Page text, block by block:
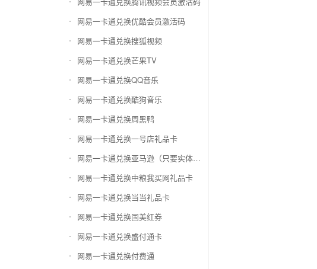
网易一卡通兑换优酷会员激活码
网易一卡通兑换搜狐视频
网易一卡通兑换芒果TV
网易一卡通兑换QQ音乐
网易一卡通兑换酷狗音乐
网易一卡通兑换周黑鸭
网易一卡通兑换一号店礼品卡
网易一卡通兑换亚马逊（只要实体卡）
网易一卡通兑换中粮我买网礼品卡
网易一卡通兑换当当礼品卡
网易一卡通兑换国美红券
网易一卡通兑换盛付通卡
网易一卡通兑换付费通